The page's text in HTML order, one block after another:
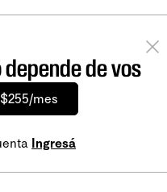
de vos
mes
Ingresá